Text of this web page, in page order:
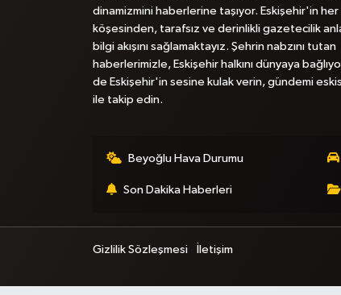
dinamizmini haberlerine taşıyor. Eskişehir'in her
köşesinden, tarafsız ve derinlikli gazetecilik
bilgi akışını sağlamaktayız. Şehrin nabzını tutan
haberlerimizle, Eskişehir halkını dünyaya
de Eskişehir'in sesine kulak verin, gündemi
ile takip edin.
Beyoğlu Hava Durumu
Son Dakika Haberleri
Gizlilik Sözleşmesi İletişim